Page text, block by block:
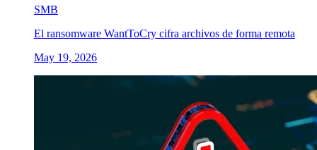
SMB
El ransomware WantToCry cifra archivos de forma remota
May 19, 2026